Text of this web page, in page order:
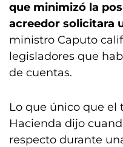
que minimizó la
acreedor solicitara
ministro Caputo
legisladores que
de cuentas.
Lo que único que el
Hacienda dijo
respecto durante